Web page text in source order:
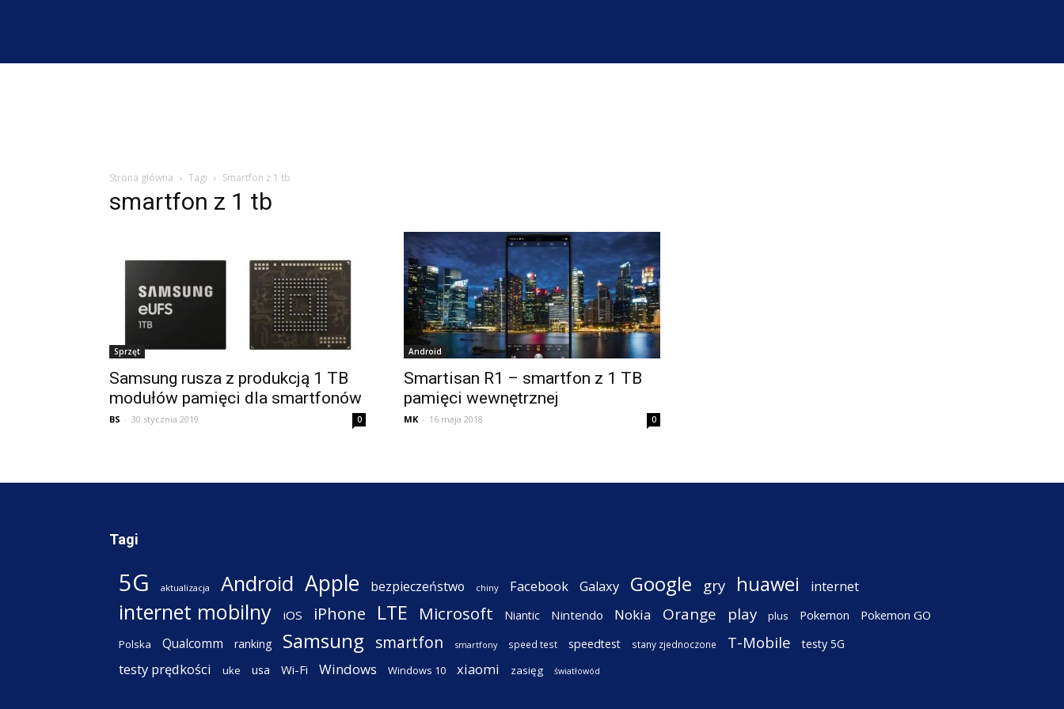
Strona główna Tagi Smartfon z 1 tb
smartfon z 1 tb
Sprzęt
Samsung rusza z produkcją 1 TB
modułów pamięci dla smartfonów
BS - 30 stycznia 2019 0
Android
Smartisan R1 – smartfon z 1 TB
pamięci wewnętrznej
MK - 16 maja 2018 0
Tagi
5G aktualizacja Android Apple bezpieczeństwo chiny Facebook Galaxy Google gry huawei internet
internet mobilny iOS iPhone LTE Microsoft Niantic Nintendo Nokia Orange play plus Pokemon Pokemon GO
Polska Qualcomm ranking Samsung smartfon smartfony speed test speedtest stany zjednoczone T-Mobile testy 5G
testy prędkości uke usa Wi-Fi Windows Windows 10 xiaomi zasięg światłowód